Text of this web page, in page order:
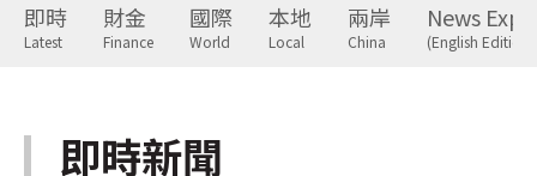
即時
Latest
財金
Finance
國際
World
本地
Local
兩岸
China
News
(English Edition)
即時新聞